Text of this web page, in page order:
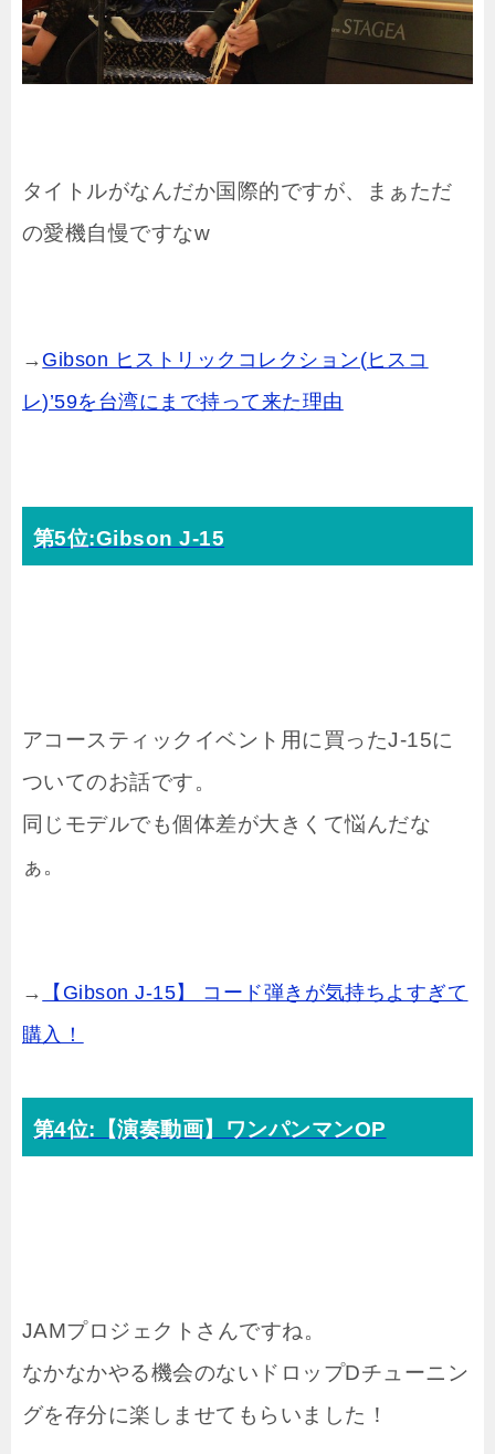
タイトルがなんだか国際的ですが、まぁただ
の愛機自慢ですなw
→ Gibson ヒストリックコレクション(ヒスコ
レ)’59を台湾にまで持って来た理由
第5位:Gibson J-15
アコースティックイベント用に買ったJ-15に
ついてのお話です。
同じモデルでも個体差が大きくて悩んだな
ぁ。
→
【Gibson J-15】 コード弾きが気持ちよすぎて
購入！
第4位:【演奏動画】ワンパンマンOP
JAMプロジェクトさんですね。
なかなかやる機会のないドロップDチューニン
グを存分に楽しませてもらいました！